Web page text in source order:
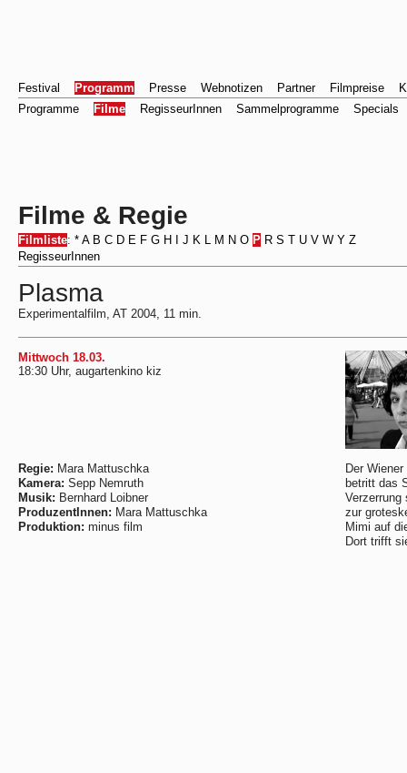
Festival Programm Presse Webnotizen Partner Filmpreise
Programme
Filme RegisseurInnen Sammelprogramme Specials
Filme & Regie
Filmliste: * A B C D E F G H J K L M N O P R S T U V W Y Z
RegisseurInnen
Plasma
Experimentalfilm, AT 2004, 11 min.
Mittwoch 18.03.
18:30 Uhr, augartenkino kiz
Regie: Mara Mattuschka
Kamera: Sepp Nemruth
Musik: Bernhard Loibner
ProduzentInnen: Mara Mattuschka
Produktion: minus film
Der
betritt das
Verzerrung
zur
Mimi auf
Dort trifft